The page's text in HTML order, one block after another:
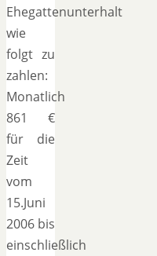
Ehegattenunterhalt
wie
folgt zu
zahlen:
Monatlich
861 €
für die
Zeit
vom
15.Juni
2006 bis
einschließlich